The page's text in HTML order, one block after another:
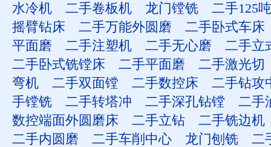
水冷机
二手卷板机 龙门镗铣
二手125
摇臂钻床
二手万能外圆磨
二手卧式车床
平面磨
二手注塑机 二手无心磨
二手立
二手卧式铣镗床
二手平面磨
二手激光切
弯机
二手双面镗 二手数控床
二手钻攻
手镗铣
二手转塔冲 二手深孔钻镗
二手
数控端面外圆磨床
二手立钻
二手铣边机
二手内圆磨
二手车削中心 龙门刨铣
二